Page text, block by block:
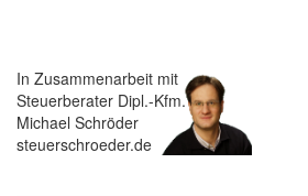
In Zusammenarbeit mit
Steuerberater Dipl.-Kfm.
Michael Schröder
steuerschroeder.de